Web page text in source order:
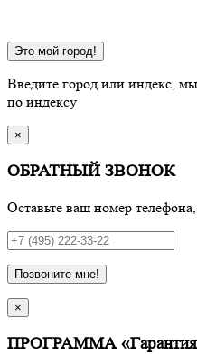
Это мой город!
Введите город или индекс,
по индексу
×
ОБРАТНЫЙ ЗВОНОК
Оставьте ваш номер
Позвоните мне!
×
ПРОГРАММА «Гарантия